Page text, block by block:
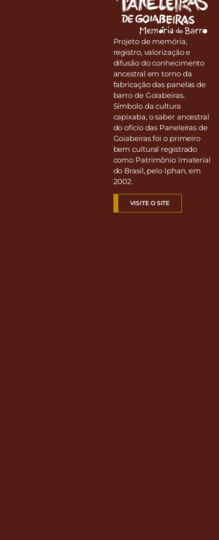
Projeto de memória,
registro, valorização e
difusão do conhecimento
ancestral em torno da
fabricação das panelas de
barro de Goiabeiras.
Símbolo da cultura
capixaba, o saber ancestral
do ofício das Paneleiras de
Goiabeiras foi o primeiro
bem cultural registrado
como Patrimônio Imaterial
do Brasil, pelo Iphan, em
2002.
VISITE O SITE